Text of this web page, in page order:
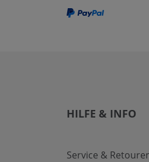
HILFE & INFO
Service &